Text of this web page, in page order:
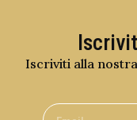
Iscriviti alla